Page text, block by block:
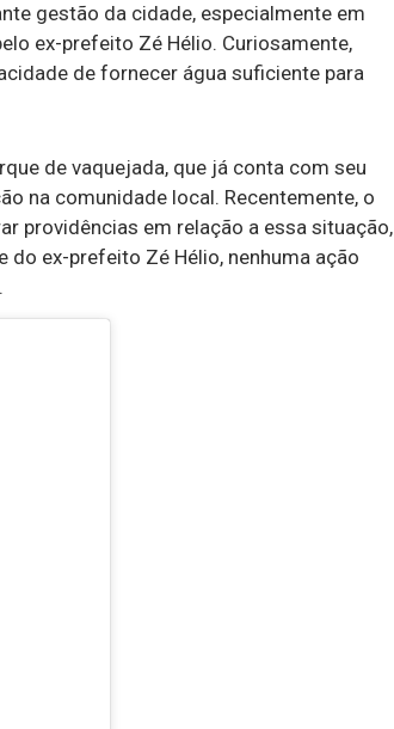
gestão da cidade, especialmente em
ex-prefeito Zé Hélio. Curiosamente,
de fornecer água suficiente para
de vaquejada, que já conta com seu
na comunidade local. Recentemente, o
providências em relação a essa situação,
do ex-prefeito Zé Hélio, nenhuma ação